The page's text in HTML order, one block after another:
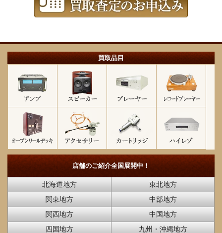
買取品目
店舗のご紹介全国展開中！
北海道地方
東北地方
関東地方
中部地方
関西地方
中国地方
四国地方
九州・沖縄地方